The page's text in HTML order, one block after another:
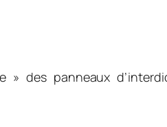
» des panneaux